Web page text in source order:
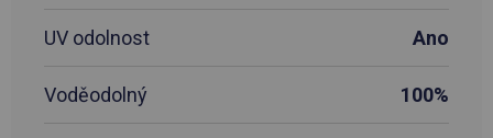
UV odolnost Ano
Voděodolný 100%